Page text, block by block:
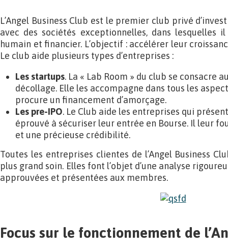
L’Angel Business Club est le premier club privé
avec des sociétés exceptionnelles, dans
humain et financier. L’objectif : accélérer leur
Le club aide plusieurs types d’entreprises :
Les startups. La « Lab Room » du club se consacre
décollage. Elle les accompagne dans tous les
procure un financement d’amorçage.
Les pre-IPO. Le Club aide les entreprises qui
éprouvé à sécuriser leur entrée en Bourse. Il leur
et une précieuse crédibilité.
Toutes les entreprises clientes de l’Angel Business
plus grand soin. Elles font l’objet d’une analyse
approuvées et présentées aux membres.
Focus sur le fonctionnement de